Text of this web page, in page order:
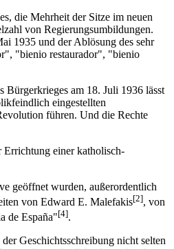
die Mehrheit der Sitze im neuen
von Regierungsumbildungen.
1935 und der Ablösung des sehr
"bienio restaurador", "bienio
Bürgerkrieges am 18. Juli 1936 lässt
eingestellten
führen. Und die Rechte
Errichtung einer katholisch-
geöffnet wurden, außerordentlich
von Edward E. Malefakis[2], von
de España"[4].
Geschichtsschreibung nicht selten